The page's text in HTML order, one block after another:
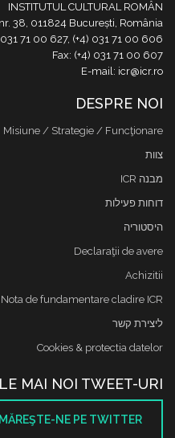
INSTITUTUL CULTURAL ROMÂN
38, 011824 București, România
031 71 00 627, (+4) 031 71 00 606
Fax: (+4) 031 71 00 607
E-mail: icr@icr.ro
DESPRE NOI
Misiune / Strategie / Funcţionare
צוות
מבנה ICR
דוחות פעילות
היסטוריה
Declaraţii de avere
Achizitii
Nota de fundamentare cladire ICR
ליצירת קשר
Cookies & protectia datelor
MAI NOI TWEET-URI
NE PE TWITTER